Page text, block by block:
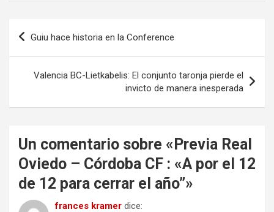
Navegación
entradas
Guiu hace historia en la Conference
Valencia BC-Lietkabelis: El conjunto taronja pierde el
invicto de manera inesperada
Un comentario sobre « Previa Real
Oviedo – Córdoba CF : «A por el 12
de 12 para cerrar el año”»
frances kramer dice: